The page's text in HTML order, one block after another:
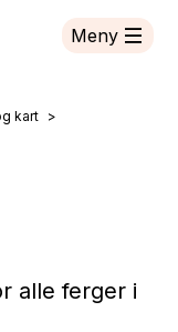
Meny
kart
alle ferger i